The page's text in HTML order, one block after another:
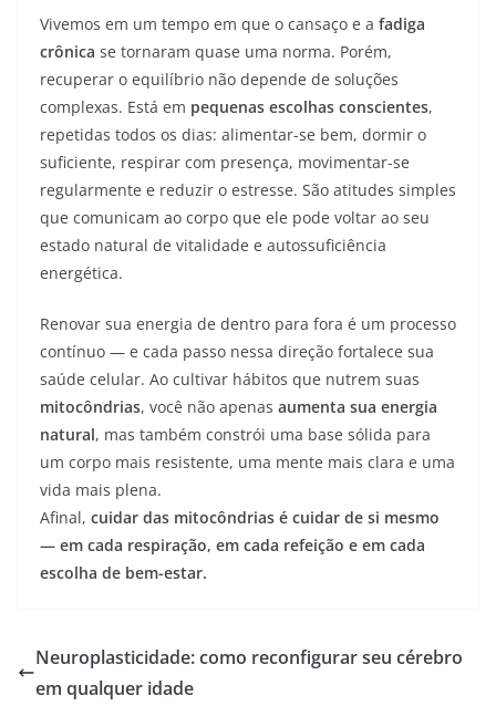
Vivemos em um tempo em que o cansaço e a fadiga
crônica se tornaram quase uma norma. Porém,
recuperar o equilíbrio não depende de soluções
complexas. Está em pequenas escolhas conscientes,
repetidas todos os dias: alimentar-se bem, dormir o
suficiente, respirar com presença, movimentar-se
regularmente e reduzir o estresse. São atitudes simples
que comunicam ao corpo que ele pode voltar ao seu
estado natural de vitalidade e autossuficiência
energética.
Renovar sua energia de dentro para fora é um processo
contínuo — e cada passo nessa direção fortalece sua
saúde celular. Ao cultivar hábitos que nutrem suas
mitocôndrias, você não apenas aumenta sua energia
natural, mas também constrói uma base sólida para
um corpo mais resistente, uma mente mais clara e uma
vida mais plena.
Afinal, cuidar das mitocôndrias é cuidar de si mesmo
— em cada respiração, em cada refeição e em cada
escolha de bem-estar.
Neuroplasticidade: como reconfigurar seu cérebro
em qualquer idade